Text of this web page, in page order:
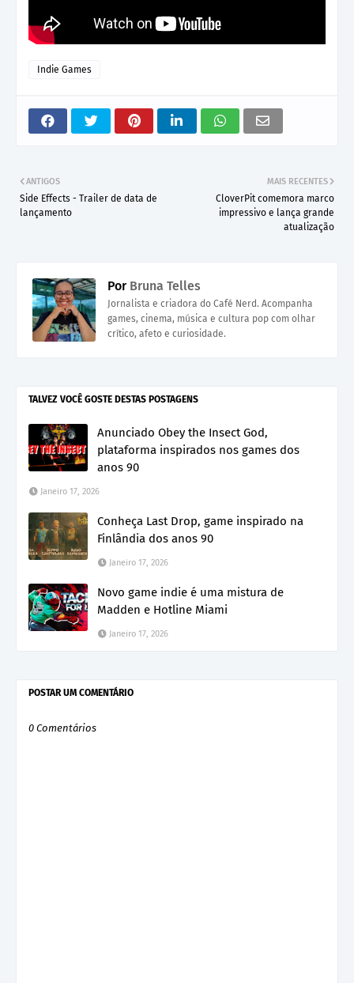
Indie Games
MAIS RECENTES
CloverPit comemora marco
impressivo e lança grande
atualização
ANTIGOS
Side Effects - Trailer de data de
lançamento
PorBruna Telles
Jornalista e criadora do Café Nerd. Acompanha
games, cinema, música e cultura pop com olhar
crítico, afeto e curiosidade.
TALVEZ VOCÊ GOSTE DESTAS POSTAGENS
Anunciado Obey the Insect God,
plataforma inspirados nos games dos
anos 90
Janeiro 17, 2026
Conheça Last Drop, game inspirado na
Finlândia dos anos 90
Janeiro 17, 2026
Novo game indie é uma mistura de
Madden e Hotline Miami
Janeiro 17, 2026
POSTAR UM COMENTÁRIO
0 Comentários